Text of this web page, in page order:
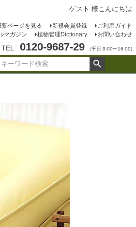
ゲスト 様こんにちは
要ページを見る 新規会員登録
ご利用ガイド
マガジン
植物管理Dictionary お問い合わせ
TEL 0120-9687-29 （平日 9:00〜16:00)